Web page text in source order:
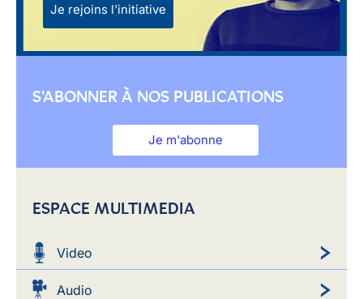
Je rejoins l'initiative
S'ABONNER À NOS PUBLICATIONS
Je m'abonne
ESPACE MULTIMEDIA
Video
Audio